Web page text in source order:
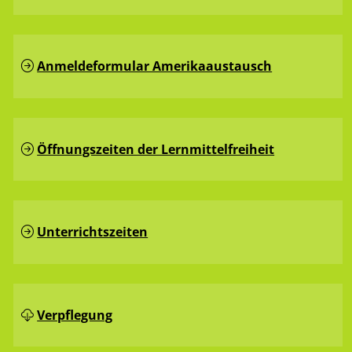
Anmeldeformular Amerikaaustausch
Öffnungszeiten der Lernmittelfreiheit
Unterrichtszeiten
Verpflegung